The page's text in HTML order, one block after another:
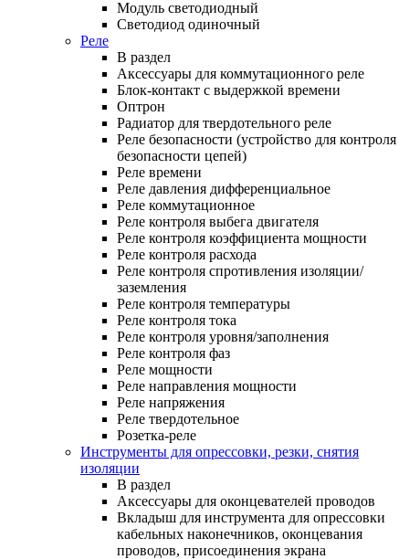
Модуль светодиодный
Светодиод одиночный
Реле
В раздел
Аксессуары для коммутационного реле
Блок-контакт с выдержкой времени
Оптрон
Радиатор для твердотельного реле
Реле безопасности (устройство для контроля
безопасности цепей)
Реле времени
Реле давления дифференциальное
Реле коммутационное
Реле контроля выбега двигателя
Реле контроля коэффициента мощности
Реле контроля расхода
Реле контроля спротивления изоляции/
заземления
Реле контроля температуры
Реле контроля тока
Реле контроля уровня/заполнения
Реле контроля фаз
Реле мощности
Реле направления мощности
Реле напряжения
Реле твердотельное
Розетка-реле
Инструменты для опрессовки, резки, снятия
изоляции
В раздел
Аксессуары для оконцевателей проводов
Вкладыш для инструмента для опрессовки
кабельных наконечников, оконцевания
проводов, присоединения экрана